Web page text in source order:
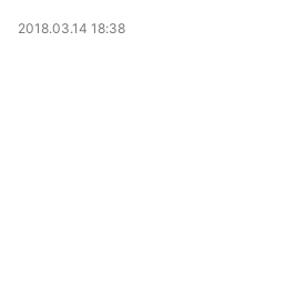
2018.03.14 18:38